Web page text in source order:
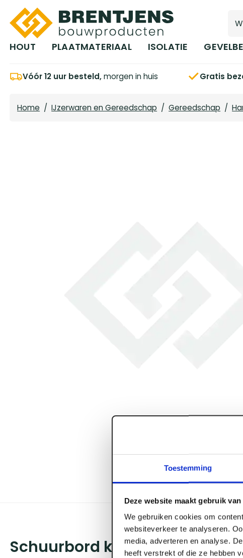
Toestemming
Deze website maakt gebruik
We gebruiken cookies om
websiteverkeer te analyseren.
media, adverteren en analyse.
heeft verstrekt of die ze hebben
Ga naar hoofdinhoud
HOUT PLAATMATERIAAL ISOLATIE
Vóór 12 uur besteld,morgen in huis Gratis
Home / IJzerwaren en Gereedschap / Gereedschap /
Schuurbord kunststof